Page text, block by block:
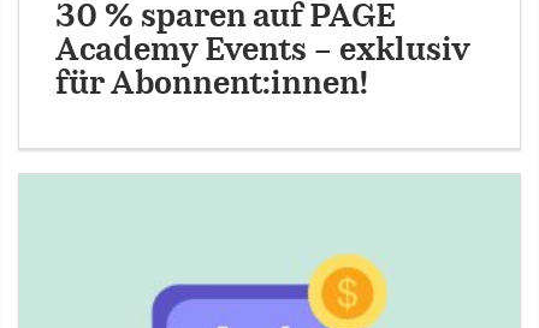
30 % sparen auf PAGE
Academy Events – exklusiv
für Abonnent:innen!